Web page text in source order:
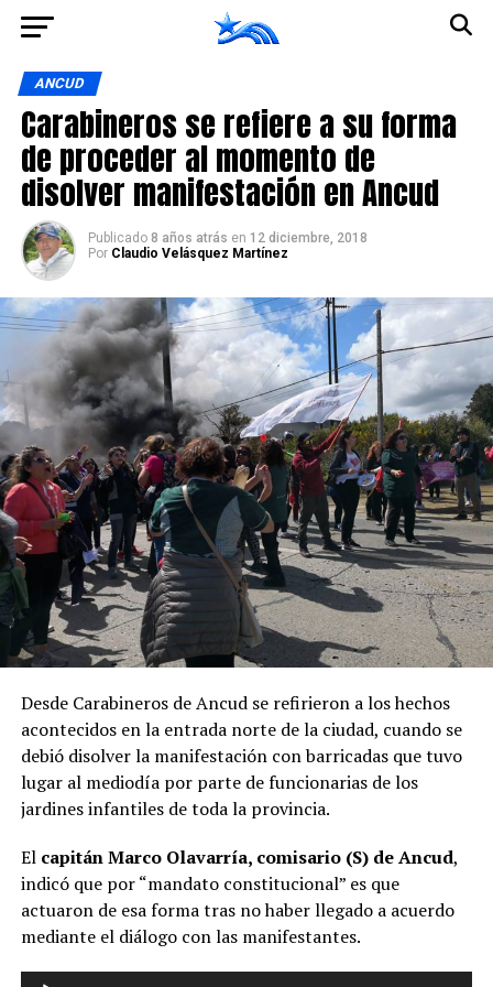
ANCUD
Carabineros se refiere a su forma
de proceder al momento de
disolver manifestación en Ancud
Publicado 8 años atrás en 12 diciembre, 2018
Por Claudio Velásquez Martínez
Desde Carabineros de Ancud se refirieron a los hechos
acontecidos en la entrada norte de la ciudad, cuando se
debió disolver la manifestación con barricadas que tuvo
lugar al mediodía por parte de funcionarias de los
jardines infantiles de toda la provincia.
El capitán Marco Olavarría, comisario (S) de Ancud,
indicó que por “mandato constitucional” es que
actuaron de esa forma tras no haber llegado a acuerdo
mediante el diálogo con las manifestantes.
Ir a la versión móvil